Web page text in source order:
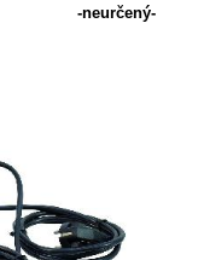
-neurčený-